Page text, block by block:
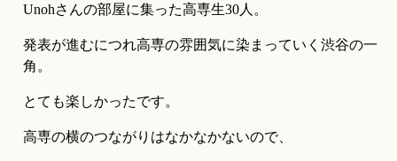
Unohさんの部屋に集った高専生30人。
発表が進むにつれ高専の雰囲気に染まっていく渋谷の一
角。
とても楽しかったです。
高専の横のつながりはなかなかないので、